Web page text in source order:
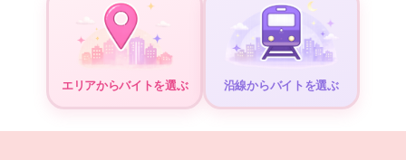
エリアからバイトを選ぶ 沿線からバイトを選ぶ